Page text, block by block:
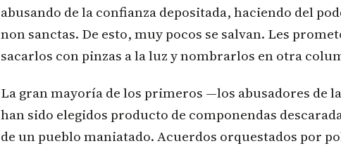
abusando de la confianza depositada, haciendo del
non sanctas. De esto, muy pocos se salvan. Les
sacarlos con pinzas a la luz y nombrarlos en otra
La gran mayoría de los primeros —los abusadores de
han sido elegidos producto de componendas
de un pueblo maniatado. Acuerdos orquestados por